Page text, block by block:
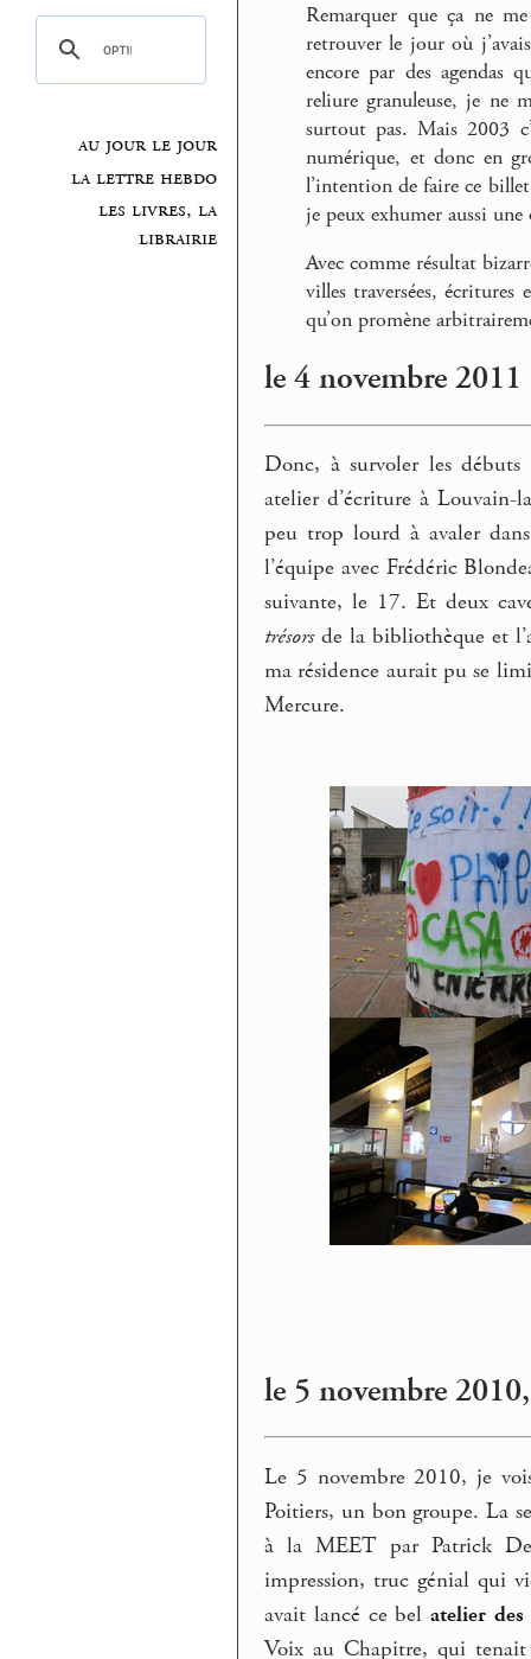
au jour le jour
la lettre hebdo
les livres, la
librairie
Remarquer que ça ne
retrouver le jour où
encore par des agendas
reliure granuleuse, je ne
surtout pas. Mais 2003
numérique, et donc en
l’intention de faire ce
je peux exhumer aussi
Avec comme résultat
villes traversées, écritures
qu’on promène
le 4 novembre 2011
Donc, à survoler les débuts
atelier d’écriture à Louvain-
peu trop lourd à avaler
l’équipe avec Frédéric
suivante, le 17. Et deux
trésorsde la bibliothèque et
ma résidence aurait pu se
Mercure.
le 5 novembre
Le 5 novembre 2010, je
Poitiers, un bon groupe. La
à la MEET par Patrick
impression, truc génial qui
avait lancé ce belatelier
Voix au Chapitre, qui tenait